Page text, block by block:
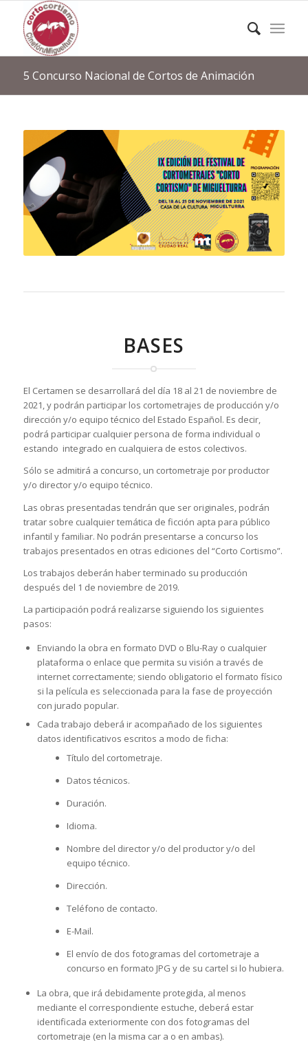
5 Concurso Nacional de Cortos de Animación
BASES
El Certamen se desarrollará del día 18 al 21 de noviembre de
2021, y podrán participar los cortometrajes de producción y/o
dirección y/o equipo técnico del Estado Español. Es decir,
podrá participar cualquier persona de forma individual o
estando integrado en cualquiera de estos colectivos.
Sólo se admitirá a concurso, un cortometraje por productor
y/o director y/o equipo técnico.
Las obras presentadas tendrán que ser originales, podrán
tratar sobre cualquier temática de ficción apta para público
infantil y familiar. No podrán presentarse a concurso los
trabajos presentados en otras ediciones del “Corto Cortismo”.
Los trabajos deberán haber terminado su producción
después del 1 de noviembre de 2019.
La participación podrá realizarse siguiendo los siguientes
pasos:
Enviando la obra en formato DVD o Blu-Ray o cualquier
plataforma o enlace que permita su visión a través de
internet correctamente; siendo obligatorio el formato físico
si la película es seleccionada para la fase de proyección
con jurado popular.
Cada trabajo deberá ir acompañado de los siguientes
datos identificativos escritos a modo de ficha:
Título del cortometraje.
Datos técnicos.
Duración.
Idioma.
Nombre del director y/o del productor y/o del
equipo técnico.
Dirección.
Teléfono de contacto.
E-Mail.
El envío de dos fotogramas del cortometraje a
concurso en formato JPG y de su cartel si lo hubiera.
La obra, que irá debidamente protegida, al menos
mediante el correspondiente estuche, deberá estar
identificada exteriormente con dos fotogramas del
cortometraje (en la misma car a o en ambas).